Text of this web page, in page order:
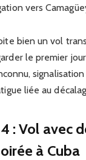
vers
bien un vol
le premier
liée au
: Vol avec
à Cuba